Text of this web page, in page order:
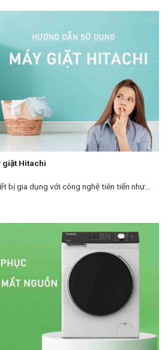
giặt Hitachi
bị gia dụng với công nghệ tiên tiến như...